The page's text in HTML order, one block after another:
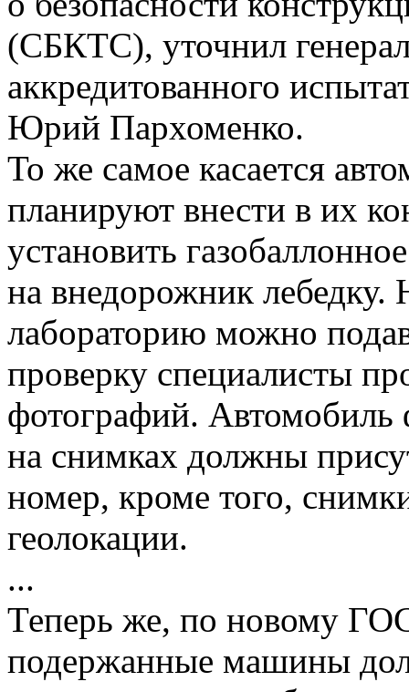
(СБКТС), уточнил
аккредитованного
Юрий Пархоменко.
То же самое касается
планируют внести в их
установить
на внедорожник
лабораторию можно
проверку специалисты
фотографий. Автомобиль
на снимках должны
номер, кроме того,
геолокации.
...
Теперь же, по новому
подержанные машины